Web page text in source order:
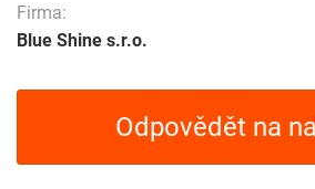
Firma:
Blue Shine s.r.o.
Odpovědět na